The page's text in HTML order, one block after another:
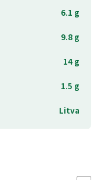
6.1 g
9.8 g
14 g
1.5 g
Litva